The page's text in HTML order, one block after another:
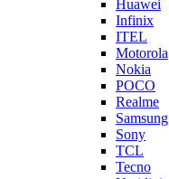
Huawei
Infinix
ITEL
Motorola
Nokia
POCO
Realme
Samsung
Sony
TCL
Tecno